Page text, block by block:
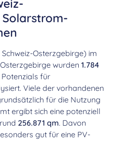
Osterzgebirge) im
wurden 1.784
für
Viele der vorhandenen
für die Nutzung
ergibt sich eine potenziell
256.871 qm. Davon
gut für eine PV-